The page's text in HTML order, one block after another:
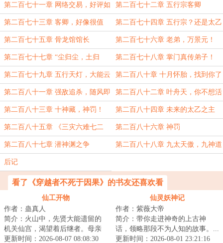
财了！”
第二百七十一章 网络交易，好评如
潮
第二百七十二章 五行宗客卿
第二百七十三章 客卿，好像很值
得！
第二百七十四章 五行宗？还是太乙
宗？
第二百七十五章 骨龙馆馆长 第二百七十六章 老弟，万景元！
第二百七十七章 “尘归尘，土归
土……”
第二百七十八章 掌门真传弟子！
第二百七十九章 五行天灯，大能云
集
第二百八十章 十月怀胎，找到你了
第二百八十一章 强敌追杀，随风即
变
第二百八十二章 叶舟天，你不想活
了？
第二百八十三章 十神藏，神罚！ 第二百八十四章 未来的太乙之主
第二百八十五章 《三灾六难七二
劫》
第二百八十六章 神罚
第二百八十七章 潜神渊之争 第二百八十八章 九太天傲，九神道
后记
看了《穿越者不死于因果》的书友还喜欢看
仙工开物
作者：蛊真人
简介：火山中，先贤大能遗留的
机关仙宫，渴望着后继者。母亲
舍命争取，获得仙宫宝印，临死
更新时间：2026-08-07 08:08:30
仙灵妖神记
作者：紫薇大帝
简介：带你走进神奇的上古神
话，领略那段不为人知的故事。...
更新时间：2026-08-01 23:21:16